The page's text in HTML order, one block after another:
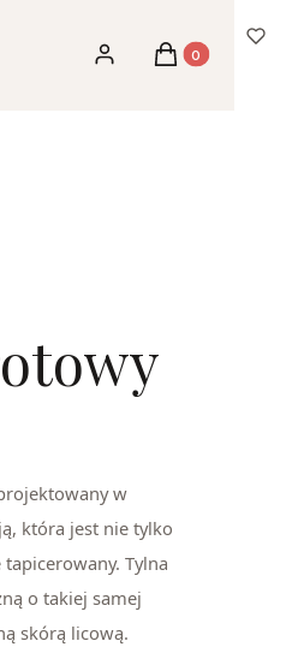
Zaloguj sięProdukty w
Koszyk
w
która jest nie tylko
Tylna
o takiej samej
skórą licową.